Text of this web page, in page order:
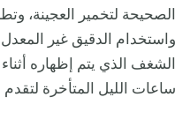
الصحيحة لتخمير العجينة،
واستخدام الدقيق غير
الشغف الذي يتم إظهاره
ساعات الليل المتأخرة لتقدم